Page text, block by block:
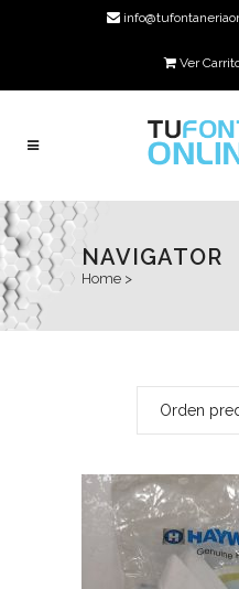
Ver
NAVIGATOR
Home >